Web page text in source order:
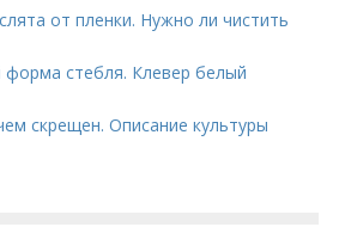
от пленки. Нужно ли чистить
форма стебля. Клевер белый
скрещен. Описание культуры